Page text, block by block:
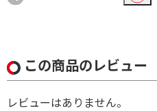
この商品のレビュー
レビューはありません。